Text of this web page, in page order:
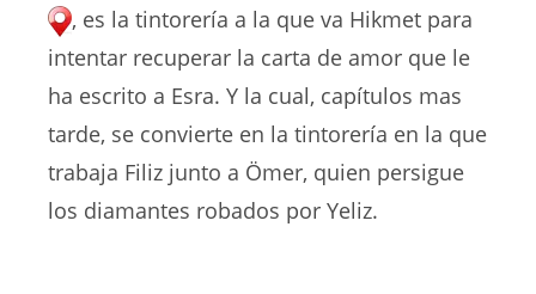
, es la tintorería a la que va Hikmet para
intentar recuperar la carta de amor que le
ha escrito a Esra. Y la cual, capítulos mas
tarde, se convierte en la tintorería en la que
trabaja Filiz junto a Ömer, quien persigue
los diamantes robados por Yeliz.